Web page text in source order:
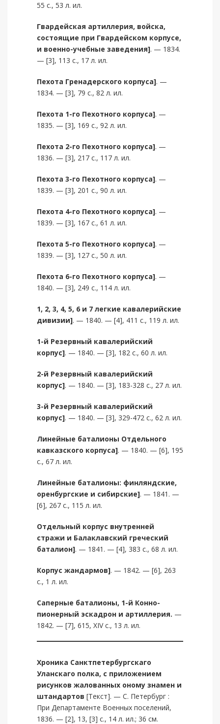
55 с., 53 л. ил.
Гвардейская артиллерия, войска,
состоящие при Гвардейском корпусе,
и военно-учебные заведения]. — 1834.
— [3], 113 с., 17 л. ил.
Пехота Гренадерского корпуса]. —
1834. — [3], 79 с., 82 л. ил.
Пехота 1-го Пехотного корпуса]. —
1835. — [3], 169 с., 92 л. ил.
Пехота 2-го Пехотного корпуса]. —
1836. — [3], 217 с., 117 л. ил.
Пехота 3-го Пехотного корпуса]. —
1839. — [3], 201 с., 90 л. ил.
Пехота 4-го Пехотного корпуса]. —
1839. — [3], 167 с., 61 л. ил.
Пехота 5-го Пехотного корпуса]. —
1839. — [3], 127 с., 50 л. ил.
Пехота 6-го Пехотного корпуса]. —
1840. — [3], 249 с., 114 л. ил.
1, 2, 3, 4, 5, 6 и 7 легкие кавалерийские
дивизии]. — 1840. — [4], 411 с., 119 л. ил.
1-й Резервный кавалерийский
корпус]. — 1840. — [3], 182 с., 60 л. ил.
2-й Резервный кавалерийский
корпус]. — 1840. — [3], 183-328 с., 27 л. ил.
3-й Резервный кавалерийский
корпус]. — 1840. — [3], 329-472 с., 62 л. ил.
Линейные баталионы Отдельного
кавказского корпуса]. — 1840. — [6], 195
с., 67 л. ил.
Линейные баталионы: финляндские,
оренбургские и сибирские]. — 1841. —
[6], 267 с., 115 л. ил.
Отдельный корпус внутренней
стражи и Балаклавский греческий
баталион]. — 1841. — [4], 383 с., 68 л. ил.
Корпус жандармов]. — 1842. — [6], 263
с., 1 л. ил.
Саперные баталионы, 1-й Конно-
пионерный эскадрон и артиллерия. —
1842. — [7], 615, XIV с., 13 л. ил.
Хроника Санктпетербургскаго
Уланскаго полка, с приложением
рисунков жалованных оному знамен и
штандартов [Текст]. — С. Петербург :
При Департаменте Военных поселений,
1836. — [2], 13, [3] с., 14 л. ил.; 36 см.